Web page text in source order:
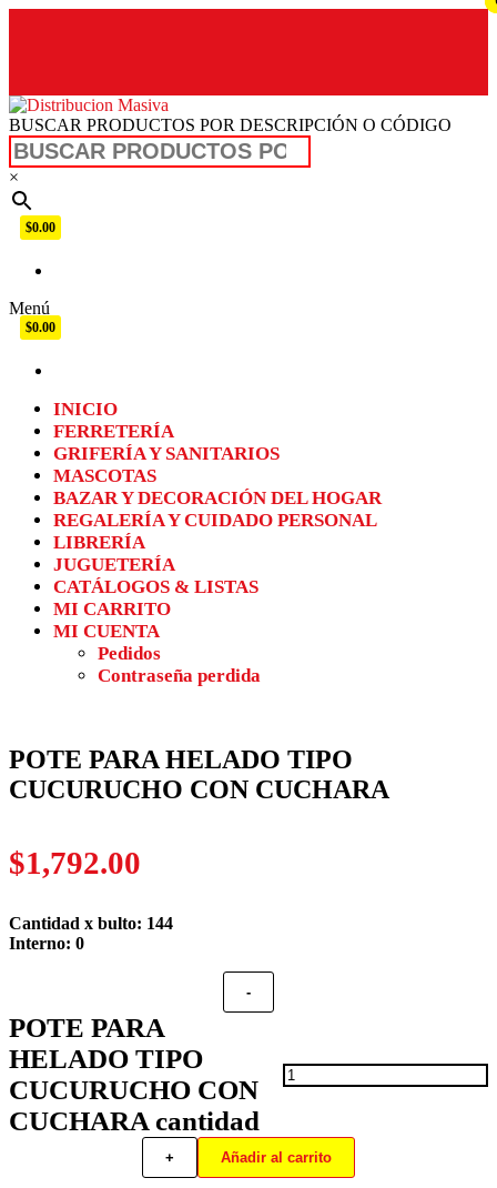
Distribucion Masiva
BUSCAR PRODUCTOS POR DESCRIPCIÓN O CÓDIGO
×
$0.00
Menú
$0.00
INICIO
FERRETERÍA
GRIFERÍA Y SANITARIOS
MASCOTAS
BAZAR Y DECORACIÓN DEL HOGAR
REGALERÍA Y CUIDADO PERSONAL
LIBRERÍA
JUGUETERÍA
CATÁLOGOS & LISTAS
MI CARRITO
MI CUENTA
Pedidos
Contraseña perdida
POTE PARA HELADO TIPO
CUCURUCHO CON CUCHARA
$1,792.00
Cantidad x bulto: 144
Interno: 0
-
POTE PARA
HELADO TIPO
CUCURUCHO CON
CUCHARA cantidad
+ Añadir al carrito